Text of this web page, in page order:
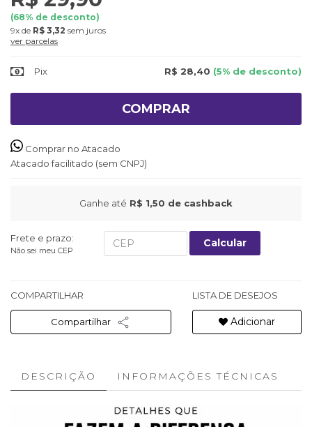
(68% de desconto)
9x de R$ 3,32 sem juros
ver parcelas
Pix R$ 28,40 (5% de desconto)
COMPRAR
Comprar no Atacado
Atacado facilitado (sem CNPJ)
Ganhe até R$ 1,50 de cashback
Frete e prazo:
Não sei meu CEP
Calcular
COMPARTILHAR
Compartilhar
LISTA DE DESEJOS
Adicionar
DESCRIÇÃO INFORMAÇÕES TÉCNICAS